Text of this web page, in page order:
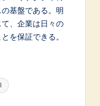
基盤である。明
、企業は日々の
を保証できる。